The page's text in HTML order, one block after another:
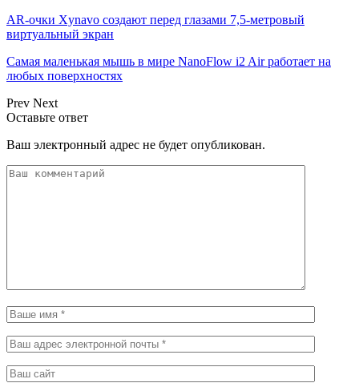
AR-очки Xynavo создают перед глазами 7,5-метровый
виртуальный экран
Самая маленькая мышь в мире NanoFlow i2 Air работает на
любых поверхностях
Prev Next
Оставьте ответ
Ваш электронный адрес не будет опубликован.